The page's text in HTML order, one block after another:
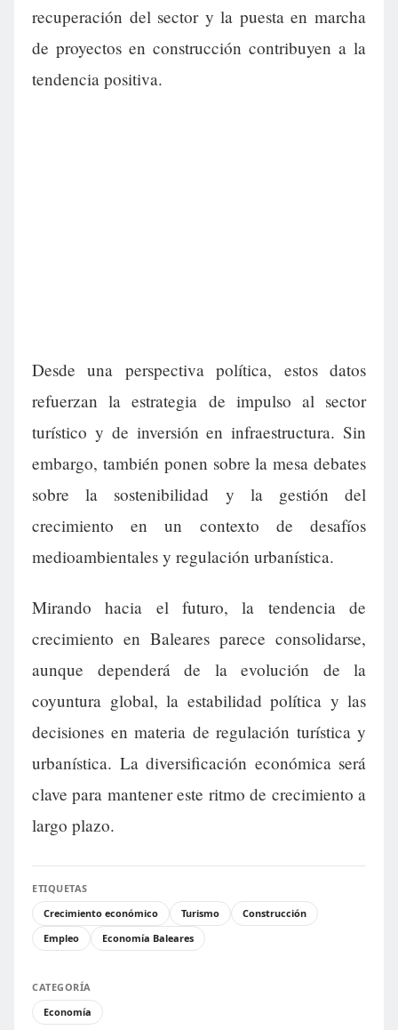
recuperación del sector y la puesta en marcha
de proyectos en construcción contribuyen a la
tendencia positiva.
Desde una perspectiva política, estos datos
refuerzan la estrategia de impulso al sector
turístico y de inversión en infraestructura. Sin
embargo, también ponen sobre la mesa debates
sobre la sostenibilidad y la gestión del
crecimiento en un contexto de desafíos
medioambientales y regulación urbanística.
Mirando hacia el futuro, la tendencia de
crecimiento en Baleares parece consolidarse,
aunque dependerá de la evolución de la
coyuntura global, la estabilidad política y las
decisiones en materia de regulación turística y
urbanística. La diversificación económica será
clave para mantener este ritmo de crecimiento a
largo plazo.
ETIQUETAS
Crecimiento económico
Turismo
Construcción
Empleo
Economía Baleares
CATEGORÍA
Economía